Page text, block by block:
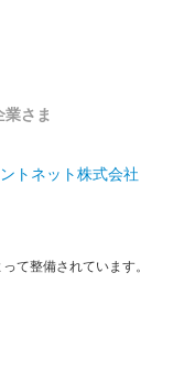
は通常の日付が書か
さま
て整備されています。